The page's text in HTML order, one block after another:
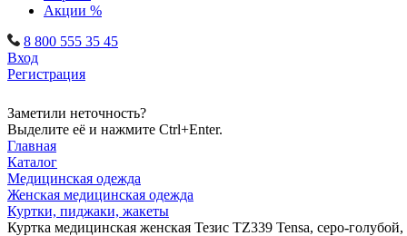
Акции %
8 800 555 35 45
Вход
Регистрация
Заметили неточность?
Выделите её и нажмите Ctrl+Enter.
Главная
Каталог
Медицинская одежда
Женская медицинская одежда
Куртки, пиджаки, жакеты
Куртка медицинская женская Тезис TZ339 Tensa, серо-голубой,